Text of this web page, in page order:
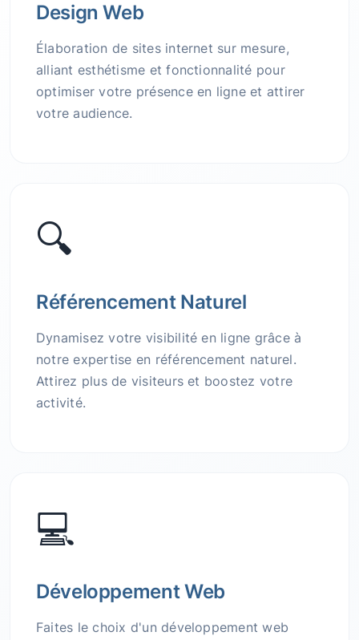
Design Web
Élaboration de sites internet sur mesure,
alliant esthétisme et fonctionnalité pour
optimiser votre présence en ligne et attirer
votre audience.
🔍
Référencement Naturel
Dynamisez votre visibilité en ligne grâce à
notre expertise en référencement naturel.
Attirez plus de visiteurs et boostez votre
activité.
💻
Développement Web
Faites le choix d'un développement web